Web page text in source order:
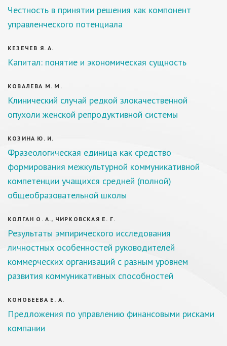
Честность в принятии решения как компонент
управленческого потенциала
КЕЗЕЧЕВ Я. А.
Капитал: понятие и экономическая сущность
КОВАЛЕВА М. М.
Клинический случай редкой злокачественной
опухоли женской репродуктивной системы
КОЗИНА Ю. И.
Фразеологическая единица как средство
формирования межкультурной коммуникативной
компетенции учащихся средней (полной)
общеобразовательной школы
КОЛГАН О. А., ЧИРКОВСКАЯ Е. Г.
Результаты эмпирического исследования
личностных особенностей руководителей
коммерческих организаций с разным уровнем
развития коммуникативных способностей
КОНОБЕЕВА Е. А.
Предложения по управлению финансовыми рисками
компании